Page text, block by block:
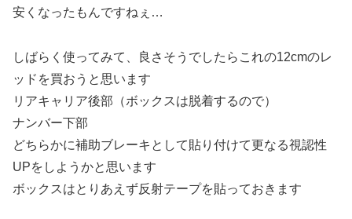
安くなったもんですねぇ…
しばらく使ってみて、良さそうでしたらこれの12cmのレ
ッドを買おうと思います
リアキャリア後部（ボックスは脱着するので）
ナンバー下部
どちらかに補助ブレーキとして貼り付けて更なる視認性
UPをしようかと思います
ボックスはとりあえず反射テープを貼っておきます